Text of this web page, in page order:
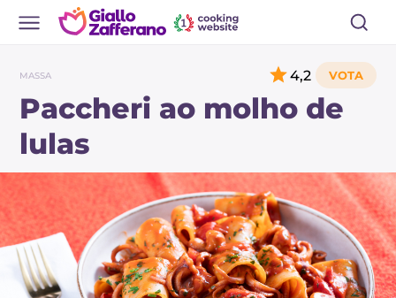
MASSA
Paccheri ao molho de
lulas
4,2